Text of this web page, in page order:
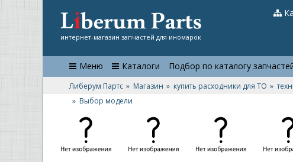
интернет-магазин запчастей для иномарок
Меню Каталоги Подбор по каталогу
Либерум Партс
Магазин купить расходники для ТО
Выбор модели